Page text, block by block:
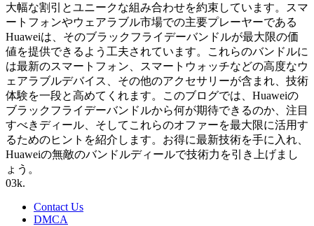
大幅な割引とユニークな組み合わせを約束しています。スマ
ートフォンやウェアラブル市場での主要プレーヤーである
Huaweiは、そのブラックフライデーバンドルが最大限の価
値を提供できるよう工夫されています。これらのバンドルに
は最新のスマートフォン、スマートウォッチなどの高度なウ
ェアラブルデバイス、その他のアクセサリーが含まれ、技術
体験を一段と高めてくれます。このブログでは、Huaweiの
ブラックフライデーバンドルから何が期待できるのか、注目
すべきディール、そしてこれらのオファーを最大限に活用す
るためのヒントを紹介します。お得に最新技術を手に入れ、
Huaweiの無敵のバンドルディールで技術力を引き上げまし
ょう。
03k.
Contact Us
DMCA